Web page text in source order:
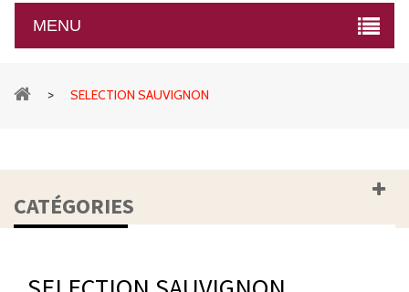
MENU
> SELECTION SAUVIGNON
CATÉGORIES